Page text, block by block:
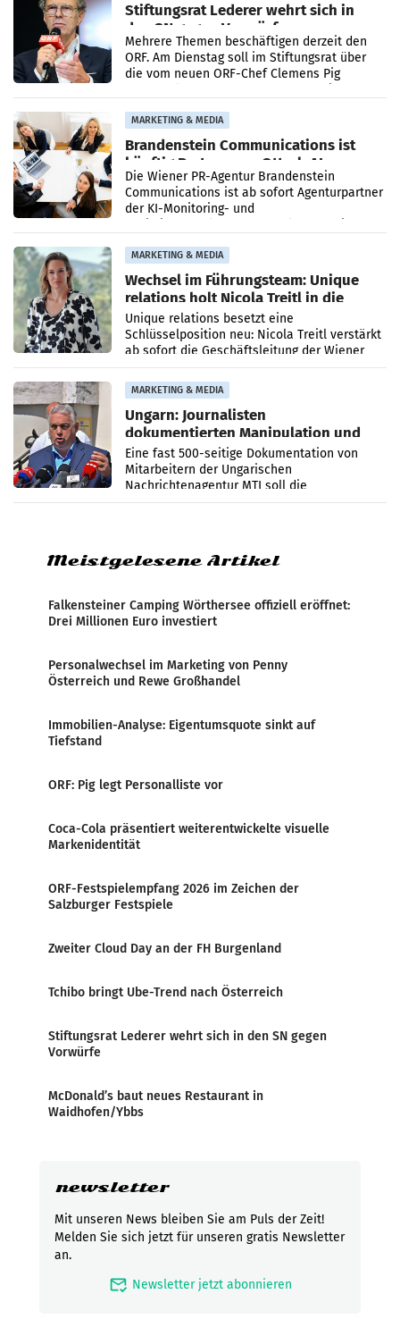
Stiftungsrat Lederer wehrt sich in
den SN gegen Vorwürfe
Mehrere Themen beschäftigen derzeit den
ORF. Am Dienstag soll im Stiftungsrat über
die vom neuen ORF-Chef Clemens Pig
MARKETING & MEDIA
Brandenstein Communications ist
künftig Partner von OtterlyAI
Die Wiener PR-Agentur Brandenstein
Communications ist ab sofort Agenturpartner
der KI-Monitoring- und
MARKETING & MEDIA
Wechsel im Führungsteam: Unique
relations holt Nicola Treitl in die
Geschäftsleitung
Unique relations besetzt eine
Schlüsselposition neu: Nicola Treitl verstärkt
ab sofort die Geschäftsleitung der Wiener
PR-Agentur an der Seite von Josef Kalina und
Anna Kalina-Mahr.
MARKETING & MEDIA
Ungarn: Journalisten
dokumentierten Manipulation und
Zensur
Eine fast 500-seitige Dokumentation von
Mitarbeitern der Ungarischen
Nachrichtenagentur MTI soll die
systematische Nachrichten-Manipulation und
Meistgelesene Artikel
Falkensteiner Camping Wörthersee offiziell eröffnet:
Drei Millionen Euro investiert
Personalwechsel im Marketing von Penny
Österreich und Rewe Großhandel
Immobilien-Analyse: Eigentumsquote sinkt auf
Tiefstand
ORF: Pig legt Personalliste vor
Coca-Cola präsentiert weiterentwickelte visuelle
Markenidentität
ORF-Festspielempfang 2026 im Zeichen der
Salzburger Festspiele
Zweiter Cloud Day an der FH Burgenland
Tchibo bringt Ube-Trend nach Österreich
Stiftungsrat Lederer wehrt sich in den SN gegen
Vorwürfe
McDonald’s baut neues Restaurant in
Waidhofen/Ybbs
newsletter
Mit unseren News bleiben Sie am Puls der Zeit!
Melden Sie sich jetzt für unseren gratis Newsletter
an.
mark_email_read Newsletter jetzt abonnieren